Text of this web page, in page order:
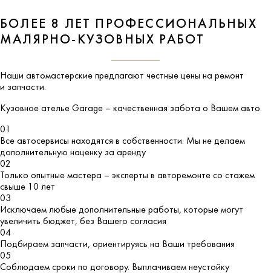
БОЛЕЕ 8 ЛЕТ ПРОФЕССИОНАЛЬНЫХ
МАЛЯРНО-КУЗОВНЫХ РАБОТ
Наши автомастерские предлагают честные цены на ремонт
и запчасти.
Кузовное ателье Garage – качественная забота о Вашем авто.
01
Все автосервисы находятся в собственности. Мы не делаем
дополнительную наценку за аренду
02
Только опытные мастера – эксперты в авторемонте со стажем
свыше 10 лет
03
Исключаем любые дополнительные работы, которые могут
увеличить бюджет, без Вашего согласия
04
Подбираем запчасти, ориентируясь на Ваши требования
05
Соблюдаем сроки по договору. Выплачиваем неустойку